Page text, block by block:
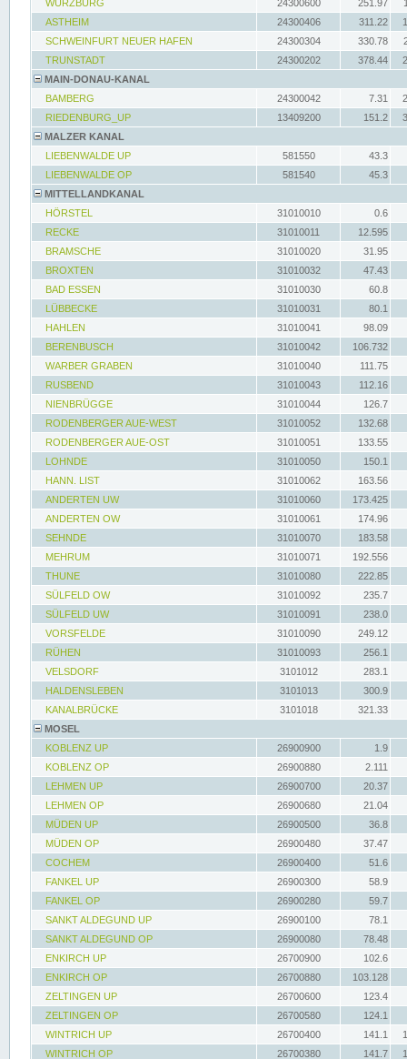
WÜRZBURG 24300600 251.97
ASTHEIM
24300406 311.22
SCHWEINFURT NEUER HAFEN
24300304 330.78
TRUNSTADT
24300202 378.44
MAIN-DONAU-KANAL
BAMBERG
24300042 7.31
RIEDENBURG_UP
13409200 151.2
MALZER KANAL
LIEBENWALDE UP
581550
43.3
LIEBENWALDE OP
581540
45.3
MITTELLANDKANAL
HÖRSTEL
31010010
0.6
RECKE
31010011
12.595
BRAMSCHE
31010020
31.95
BROXTEN
31010032
47.43
BAD ESSEN
31010030
60.8
LÜBBECKE
31010031
80.1
HAHLEN
31010041
98.09
BERENBUSCH
31010042
106.732
WARBER GRABEN
31010040
111.75
RUSBEND
31010043
112.16
NIENBRÜGGE
31010044
126.7
RODENBERGER AUE-WEST
31010052
132.68
RODENBERGER AUE-OST
31010051
133.55
LOHNDE
31010050
150.1
HANN. LIST
31010062
163.56
ANDERTEN UW
31010060
173.425
ANDERTEN OW
31010061
174.96
SEHNDE
31010070
183.58
MEHRUM
31010071
192.556
THUNE
31010080
222.85
SÜLFELD OW
31010092
235.7
SÜLFELD UW
31010091
238.0
VORSFELDE
31010090
249.12
RÜHEN
31010093
256.1
VELSDORF
3101012
283.1
HALDENSLEBEN
3101013
300.9
KANALBRÜCKE
3101018
321.33
MOSEL
KOBLENZ UP
26900900
1.9
KOBLENZ OP
26900880
2.111
LEHMEN UP
26900700
20.37
LEHMEN OP
26900680
21.04
MÜDEN UP
26900500
36.8
MÜDEN OP
26900480
37.47
COCHEM
26900400
51.6
FANKEL UP
26900300
58.9
FANKEL OP
26900280
59.7
SANKT ALDEGUND UP
26900100
78.1
SANKT ALDEGUND OP
26900080
78.48
ENKIRCH UP
26700900
102.6
ENKIRCH OP
26700880
103.128
ZELTINGEN UP
26700600
123.4
ZELTINGEN OP
26700580
124.1
WINTRICH UP
26700400 141.1
WINTRICH OP
26700380 141.7